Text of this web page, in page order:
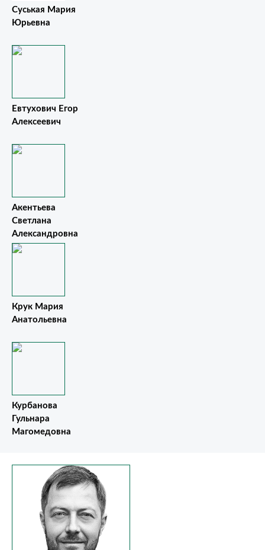
Суськая Мария
Юрьевна
Евтухович Егор
Алексеевич
Акентьева
Светлана
Александровна
Крук Мария
Анатольевна
Курбанова
Гульнара
Магомедовна